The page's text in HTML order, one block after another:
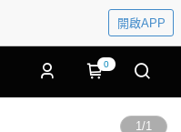
開啟APP
0
1/1